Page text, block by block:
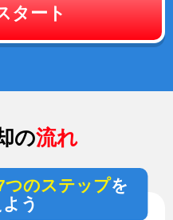
タート
の流れ
つのステップを
う